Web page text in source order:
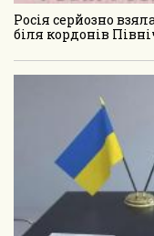
Росія серйозно
біля кордонів